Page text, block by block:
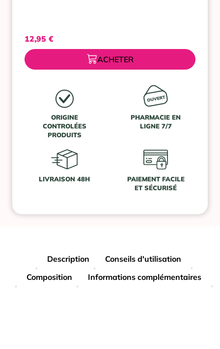
12,95 €
ACHETER
ORIGINE
CONTROLÉES
PRODUITS
PHARMACIE EN
LIGNE 7/7
LIVRAISON 48H
PAIEMENT FACILE
ET SÉCURISÉ
Description
Conseils d'utilisation
Composition
Informations complémentaires